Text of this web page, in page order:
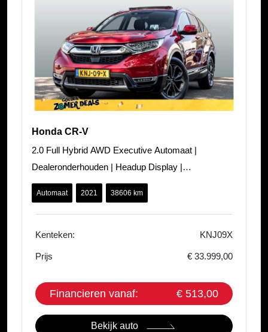
Honda CR-V
2.0 Full Hybrid AWD Executive Automaat |
Dealeronderhouden | Headup Display |
Panoramadak | Carplay/ Android auto | Adaptieve Cr
Automaat 2021 38606 km
Kenteken: KNJ09X
Prijs € 33.999,00
Financieren vanaf: € 513,00
Bekijk auto